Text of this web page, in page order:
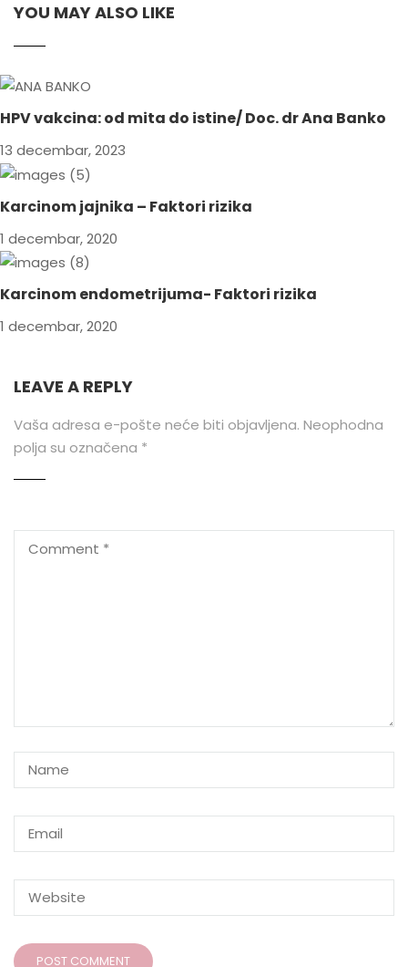
YOU MAY ALSO LIKE
HPV vakcina: od mita do istine/ Doc. dr Ana Banko
13 decembar, 2023
Karcinom jajnika – Faktori rizika
1 decembar, 2020
Karcinom endometrijuma- Faktori rizika
1 decembar, 2020
LEAVE A REPLY
Vaša adresa e-pošte neće biti objavljena. Neophodna
polja su označena *